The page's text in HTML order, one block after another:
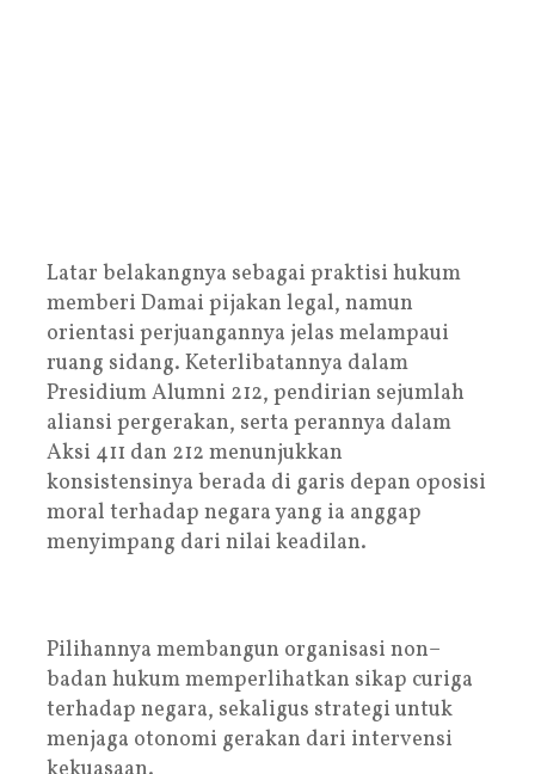
Latar belakangnya sebagai praktisi hukum
memberi Damai pijakan legal, namun
orientasi perjuangannya jelas melampaui
ruang sidang. Keterlibatannya dalam
Presidium Alumni 212, pendirian sejumlah
aliansi pergerakan, serta perannya dalam
Aksi 411 dan 212 menunjukkan
konsistensinya berada di garis depan oposisi
moral terhadap negara yang ia anggap
menyimpang dari nilai keadilan.
Pilihannya membangun organisasi non–
badan hukum memperlihatkan sikap curiga
terhadap negara, sekaligus strategi untuk
menjaga otonomi gerakan dari intervensi